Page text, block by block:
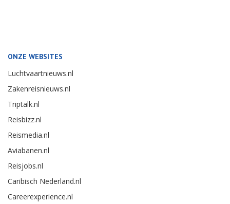
ONZE WEBSITES
Luchtvaartnieuws.nl
Zakenreisnieuws.nl
Triptalk.nl
Reisbizz.nl
Reismedia.nl
Aviabanen.nl
Reisjobs.nl
Caribisch Nederland.nl
Careerexperience.nl